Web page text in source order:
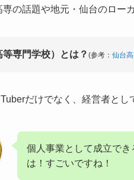
専の話題や地元・仙台のロー
等専門学校）とは？ (参考： 仙台
だけでなく、経営者とし
個人事業として成立で
は！すごいですね！